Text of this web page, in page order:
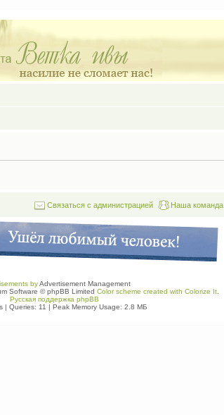
Наша команда
Связаться с администрацией
byAdvertisement Management
Software © phpBB Limited Color scheme created with Colorize It
Русская поддержка phpBB
| Queries: 11 | Peak Memory Usage: 2.8 МБ